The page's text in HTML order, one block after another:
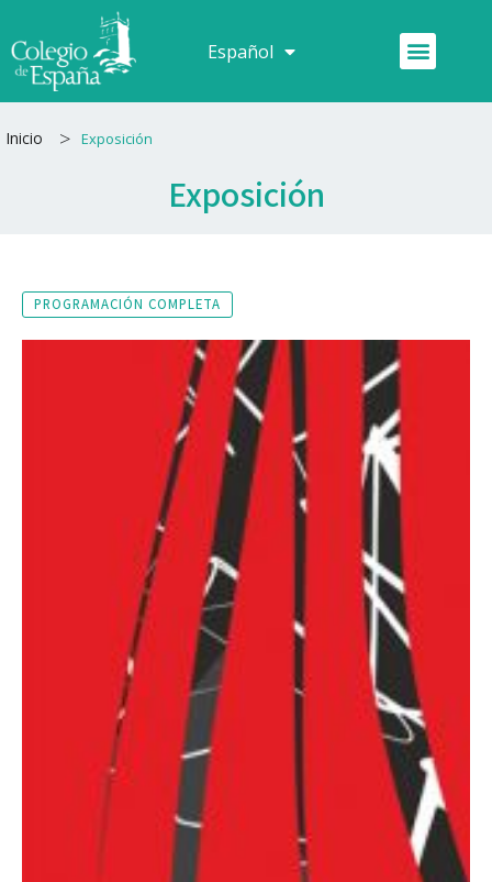
al
contenido
Español
Français Menú
Inicio > Exposición
Exposición
PROGRAMACIÓN COMPLETA